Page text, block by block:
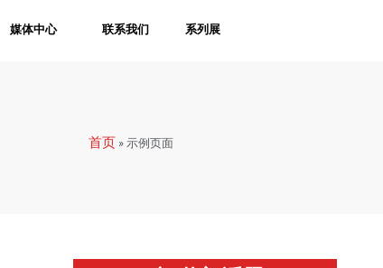
媒体中心 联系我们 系列展
首页 » 示例页面